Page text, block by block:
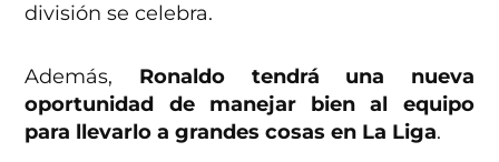
división se celebra.
Además, Ronaldo tendrá una nueva
oportunidad de manejar bien al equipo
para llevarlo a grandes cosas en La Liga.